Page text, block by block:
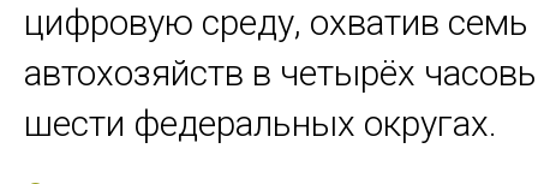
цифровую среду, охватив семь
автохозяйств в четырёх
шести федеральных округах.